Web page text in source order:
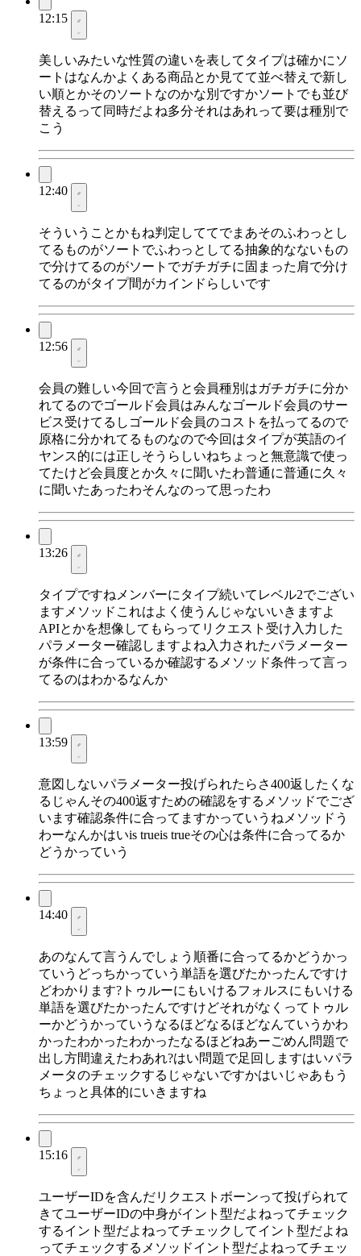
12:15
美しいみたいな性質の違いを表してタイプは確かにソ
ートはなんかよくある商品とか見てて並べ替えで新し
い順とかそのソートなのかな別ですかソートでも並び
替えるって同時だよね多分それはあれって要は種別で
こう
12:40
そういうことかもね判定しててでまあそのふわっとし
てるものがソートでふわっとしてる抽象的なないもの
で分けてるのがソートでガチガチに固まった肩で分け
てるのがタイプ間がカインドらしいです
12:56
会員の難しい今回で言うと会員種別はガチガチに分か
れてるのでゴールド会員はみんなゴールド会員のサー
ビス受けてるしゴールド会員のコストを払ってるので
原格に分かれてるものなので今回はタイプが英語のイ
ヤンス的には正しそうらしいねちょっと無意識で使っ
てたけど会員度とか久々に聞いたわ普通に普通に久々
に聞いたあったわそんなのって思ったわ
13:26
タイプですねメンバーにタイプ続いてレベル2でござい
ますメソッドこれはよく使うんじゃないいきますよ
APIとかを想像してもらってリクエスト受け入力した
パラメーター確認しますよね入力されたパラメーター
が条件に合っているか確認するメソッド条件って言っ
てるのはわかるなんか
13:59
意図しないパラメーター投げられたらさ400返したくな
るじゃんその400返すための確認をするメソッドでござ
います確認条件に合ってますかっていうねメソッドう
わーなんかはいis trueis trueその心は条件に合ってるか
どうかっていう
14:40
あのなんて言うんでしょう順番に合ってるかどうかっ
ていうどっちかっていう単語を選びたかったんですけ
どわかります?トゥルーにもいけるフォルスにもいける
単語を選びたかったんですけどそれがなくってトゥル
ーかどうかっていうなるほどなるほどなんていうかわ
かったわかったわかったなるほどねあーごめん問題で
出し方間違えたわあれ?はい問題で足回しますはいパラ
メータのチェックするじゃないですかはいじゃあもう
ちょっと具体的にいきますね
15:16
ユーザーIDを含んだリクエストボーンって投げられて
きてユーザーIDの中身がイント型だよねってチェック
するイント型だよねってチェックしてイント型だよね
ってチェックするメソッドイント型だよねってチェッ